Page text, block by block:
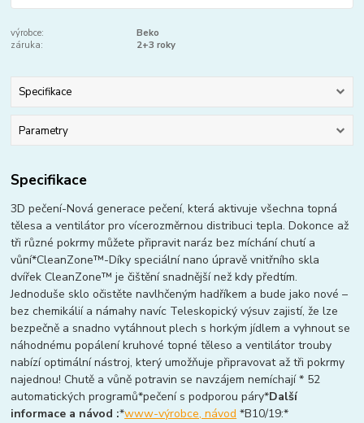
výrobce:
Beko
záruka:
2+3 roky
Specifikace
Parametry
Specifikace
3D pečení-Nová generace pečení, která aktivuje všechna topná
tělesa a ventilátor pro vícerozměrnou distribuci tepla. Dokonce až
tři různé pokrmy můžete připravit naráz bez míchání chutí a
vůní*CleanZone™-Díky speciální nano úpravě vnitřního skla
dvířek CleanZone™ je čištění snadnější než kdy předtím.
Jednoduše sklo očistěte navlhčeným hadříkem a bude jako nové –
bez chemikálií a námahy navíc Teleskopický výsuv zajistí, že lze
bezpečně a snadno vytáhnout plech s horkým jídlem a vyhnout se
náhodnému popálení kruhové topné těleso a ventilátor trouby
nabízí optimální nástroj, který umožňuje připravovat až tři pokrmy
najednou! Chutě a vůně potravin se navzájem nemíchají * 52
automatických programů*pečení s podporou páry*Další
informace a návod :*www-výrobce, návod *B10/19:*